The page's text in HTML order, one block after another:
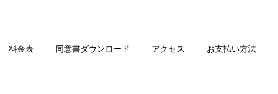
料金表 同意書ダウンロード アクセス お支払い方法